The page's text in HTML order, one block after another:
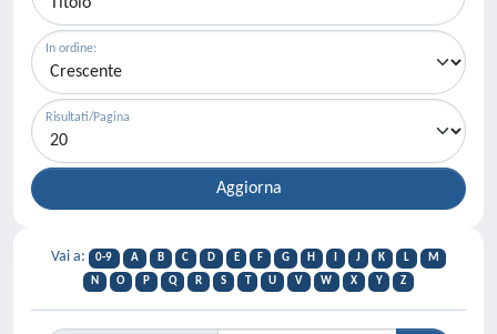
In ordine:
Risultati/Pagina
Vai a: 0-9 A B C D E F G H J K L
M
N
O P Q R S T U V W X Y Z